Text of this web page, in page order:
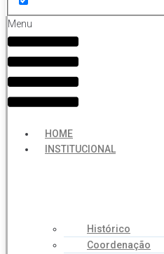
Menu
HOME
INSTITUCIONAL
Histórico
Coordenação